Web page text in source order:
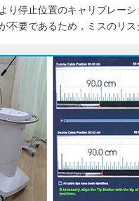
り停止位置のキャリブレー
不要であるため，ミスのリス